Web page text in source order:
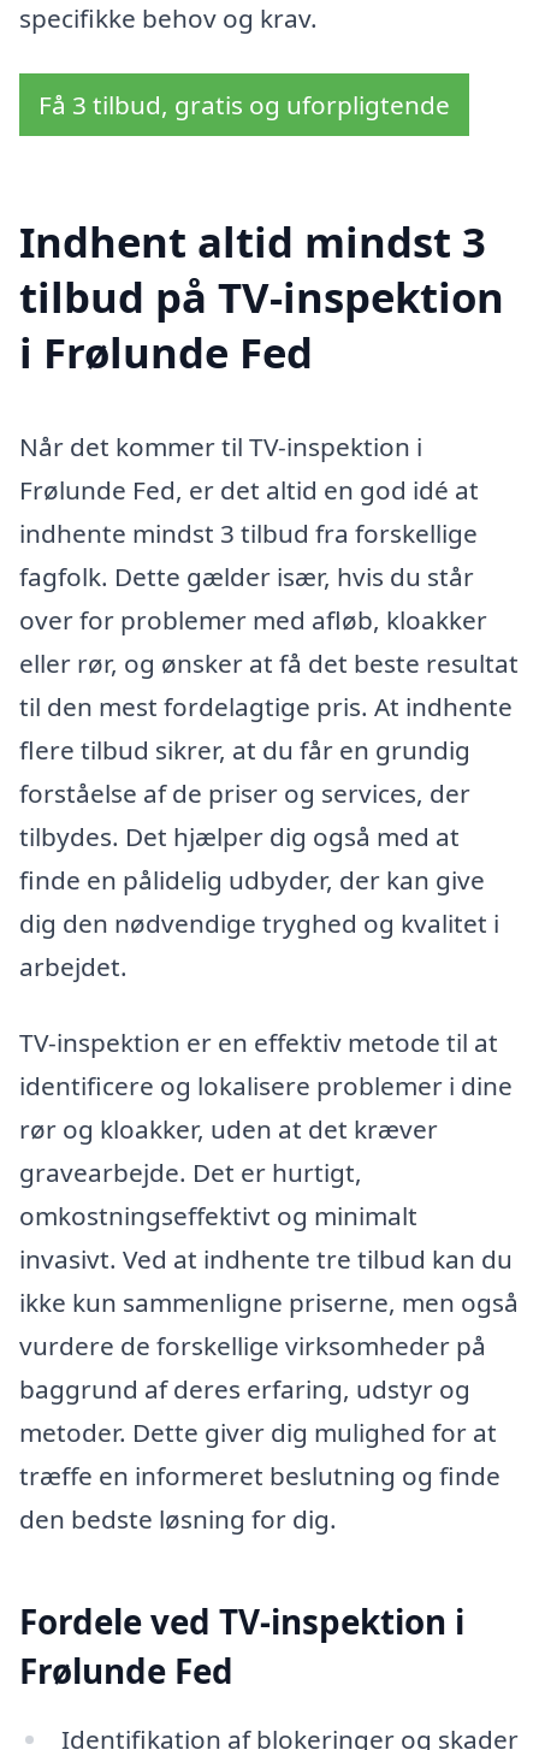
specifikke behov og krav.
Få 3 tilbud, gratis og uforpligtende
Indhent altid mindst 3
tilbud på TV-inspektion
i Frølunde Fed
Når det kommer til TV-inspektion i
Frølunde Fed, er det altid en god idé at
indhente mindst 3 tilbud fra forskellige
fagfolk. Dette gælder især, hvis du står
over for problemer med afløb, kloakker
eller rør, og ønsker at få det beste resultat
til den mest fordelagtige pris. At indhente
flere tilbud sikrer, at du får en grundig
forståelse af de priser og services, der
tilbydes. Det hjælper dig også med at
finde en pålidelig udbyder, der kan give
dig den nødvendige tryghed og kvalitet i
arbejdet.
TV-inspektion er en effektiv metode til at
identificere og lokalisere problemer i dine
rør og kloakker, uden at det kræver
gravearbejde. Det er hurtigt,
omkostningseffektivt og minimalt
invasivt. Ved at indhente tre tilbud kan du
ikke kun sammenligne priserne, men også
vurdere de forskellige virksomheder på
baggrund af deres erfaring, udstyr og
metoder. Dette giver dig mulighed for at
træffe en informeret beslutning og finde
den bedste løsning for dig.
Fordele ved TV-inspektion i
Frølunde Fed
Identifikation af blokeringer og skader